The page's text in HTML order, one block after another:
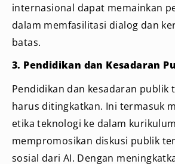
internasional dapat memainkan
dalam memfasilitasi dialog dan
batas.
3. Pendidikan dan Kesadaran
Pendidikan dan kesadaran publik
harus ditingkatkan. Ini termasuk
etika teknologi ke dalam
mempromosikan diskusi publik
sosial dari AI. Dengan